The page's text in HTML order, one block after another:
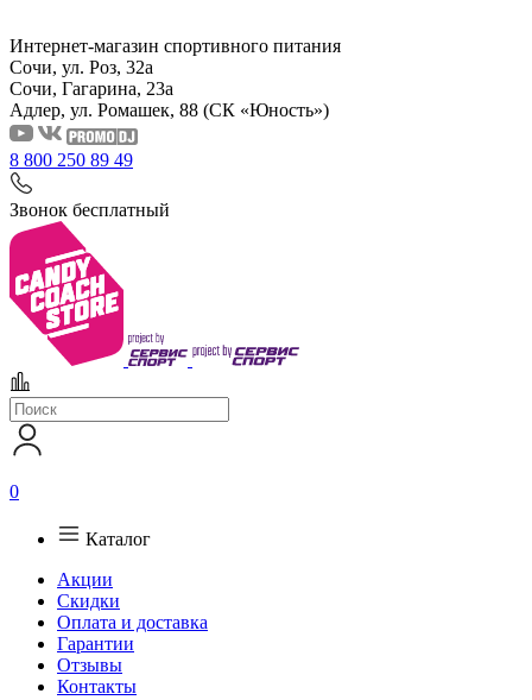
Интернет-магазин спортивного питания
Сочи, ул. Роз, 32а
Сочи, Гагарина, 23а
Адлер, ул. Ромашек, 88 (СК «Юность»)
8 800 250 89 49
Звонок бесплатный
0
Каталог
Акции
Скидки
Оплата и доставка
Гарантии
Отзывы
Контакты